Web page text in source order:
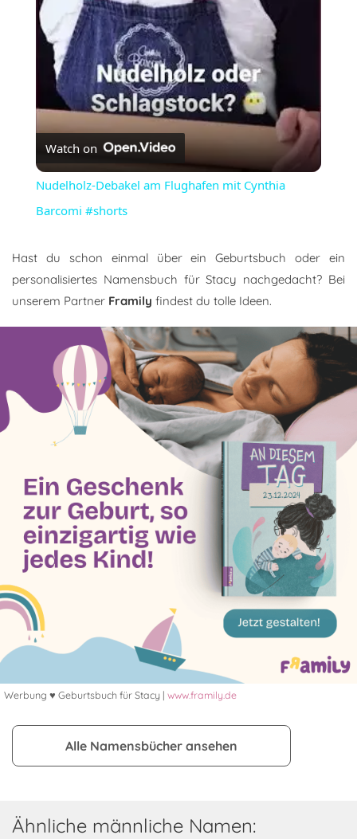
Watch on
Nudelholz-Debakel am Flughafen mit Cynthia
Barcomi #shorts
Hast du schon einmal über ein Geburtsbuch oder ein
personalisiertes Namensbuch für Stacy nachgedacht? Bei
unserem Partner Framily findest du tolle Ideen.
Werbung ♥ Geburtsbuch für Stacy | www.framily.de
Alle Namensbücher ansehen
Ähnliche männliche Namen: